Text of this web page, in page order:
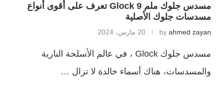
مسدس جلوك ملم 9 Glock تعرف على أقوى أنواع
مسدسات جلوك الأصلية
by ahmed zayan 20 مارس، 2024
مسدس جلوك Glock ، في عالم الأسلحة النارية
والمسدسات، هناك أسماء خالدة لا تزال …